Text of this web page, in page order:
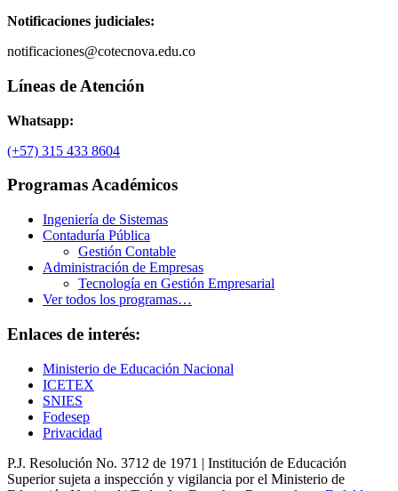
Notificaciones judiciales:
notificaciones@cotecnova.edu.co
Líneas de Atención
Whatsapp:
(+57) 315 433 8604
Programas Académicos
Ingeniería de Sistemas
Contaduría Pública
Gestión Contable
Administración de Empresas
Tecnología en Gestión Empresarial
Ver todos los programas…
Enlaces de interés:
Ministerio de Educación Nacional
ICETEX
SNIES
Fodesep
Privacidad
P.J. Resolución No. 3712 de 1971 | Institución de Educación
Superior sujeta a inspección y vigilancia por el Ministerio de